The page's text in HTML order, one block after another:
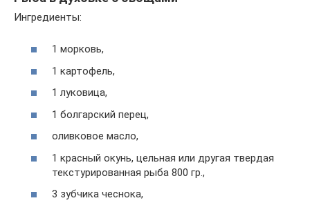
Ингредиенты:
1 морковь,
1 картофель,
1 луковица,
1 болгарский перец,
оливковое масло,
1 красный окунь, цельная или другая твердая
текстурированная рыба 800 гр.,
3 зубчика чеснока,